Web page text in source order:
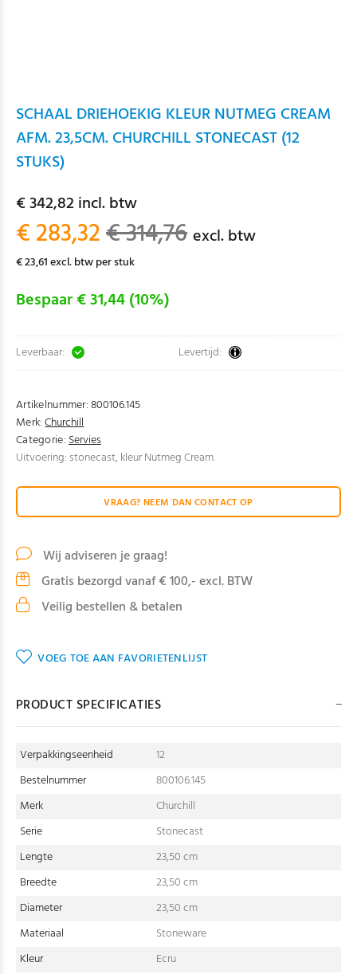
SCHAAL DRIEHOEKIG KLEUR NUTMEG CREAM
AFM. 23,5CM. CHURCHILL STONECAST (12
STUKS)
€ 342,82 incl. btw
€ 283,32€ 314,76 excl. btw
€ 23,61 excl. btw per stuk
Bespaar € 31,44 (10%)
Leverbaar: Levertijd:
Artikelnummer:800106.145
Merk:Churchill
Categorie:Servies
Uitvoering: stonecast, kleur Nutmeg Cream.
VRAAG? NEEM DAN CONTACT OP
Wij adviseren je graag!
Gratis bezorgd vanaf € 100,- excl. BTW
Veilig bestellen & betalen
VOEG TOE AAN FAVORIETENLIJST
PRODUCT SPECIFICATIES
Verpakkingseenheid
12
Bestelnummer
800106.145
Merk
Churchill
Serie
Stonecast
Lengte
23,50 cm
Breedte
23,50 cm
Diameter
23,50 cm
Materiaal
Stoneware
Kleur
Ecru